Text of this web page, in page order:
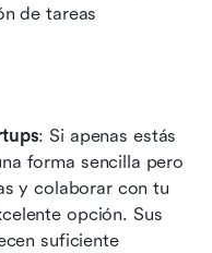
de tareas
: Si apenas estás
forma sencilla pero
y colaborar con tu
opción. Sus
suficiente